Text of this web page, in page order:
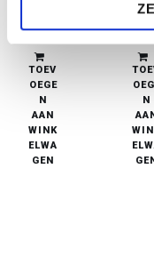
in stock
TOEV
OEGE
N
AAN
WINK
ELWA
GEN
in
N